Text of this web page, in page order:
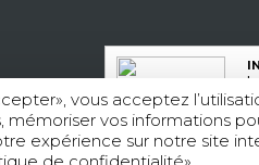
vous acceptez
mémoriser vos informations
expérience sur notre site